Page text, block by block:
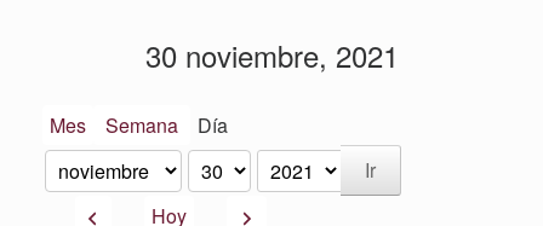
30 noviembre, 2021
Mes Semana Día
Mes
Día
Año
AnteriorHoy Siguiente